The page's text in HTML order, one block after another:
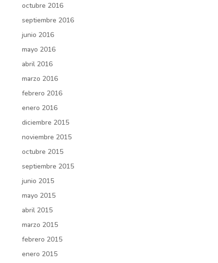
octubre 2016
septiembre 2016
junio 2016
mayo 2016
abril 2016
marzo 2016
febrero 2016
enero 2016
diciembre 2015
noviembre 2015
octubre 2015
septiembre 2015
junio 2015
mayo 2015
abril 2015
marzo 2015
febrero 2015
enero 2015